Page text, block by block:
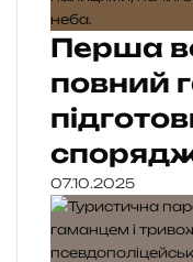
Перша
повний
07.10.2025